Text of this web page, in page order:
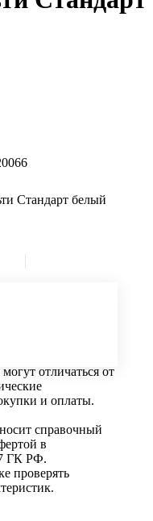
Стандарт белый
отличаться от
и оплаты.
справочный
в
ГК РФ.
проверять